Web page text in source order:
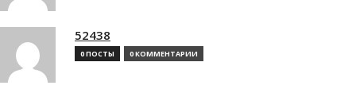
52438
0 ПОСТЫ 0 КОММЕНТАРИИ